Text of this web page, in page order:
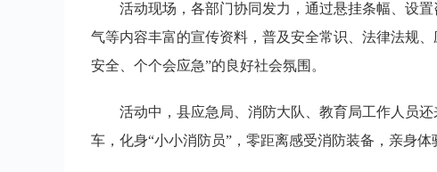
活动现场，各部门协同发力，通过悬挂条幅、设
气等内容丰富的宣传资料，普及安全常识、法律法规
安全、个个会应急”的良好社会氛围。
活动中，县应急局、消防大队、教育局工作人员
车，化身“小小消防员”，零距离感受消防装备，亲身